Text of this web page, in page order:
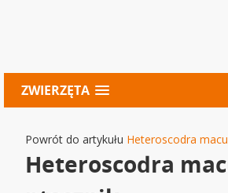
ZWIERZĘTA
Powrót do artykułu Heteroscodra
Heteroscodra